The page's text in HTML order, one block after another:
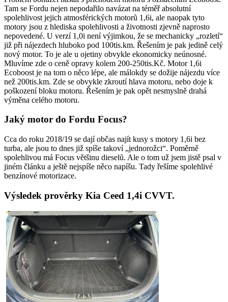
Tam se Fordu nejen nepodařilo navázat na téměř absolutní
spolehlivost jejich atmosférických motorů 1,6i, ale naopak tyto
motory jsou z hlediska spolehlivosti a životnosti zjevně naprosto
nepovedené. U verzí 1,0i není výjimkou, že se mechanicky „rozletí“
již při nájezdech hluboko pod 100tis.km. Řešením je pak jedině celý
nový motor. To je ale u ojetiny obvykle ekonomicky neúnosné.
Mluvíme zde o ceně opravy kolem 200-250tis.Kč. Motor 1,6i
Ecoboost je na tom o něco lépe, ale málokdy se dožije nájezdu více
než 200tis.km. Zde se obvykle zkroutí hlava motoru, nebo doje k
poškození bloku motoru. Řešením je pak opět nesmyslně drahá
výměna celého motoru.
Jaký motor do Fordu Focus?
Cca do roku 2018/19 se dají občas najít kusy s motory 1,6i bez
turba, ale jsou to dnes již spíše takoví „jednorožci“. Poměrně
spolehlivou má Focus většinu dieselů. Ale o tom už jsem jistě psal v
jiném článku a ještě nejspíše něco napíšu. Tady řešíme spolehlivé
benzínové motorizace.
Výsledek prověrky Kia Ceed 1,4i CVVT.